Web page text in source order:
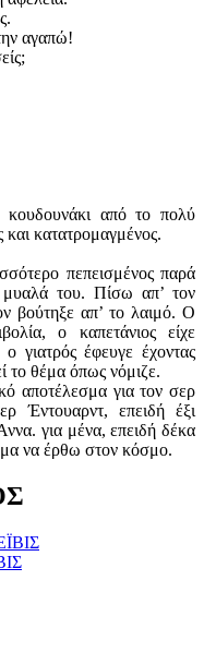
αγαπώ!
κουδουνάκι από το πολύ
κατατρομαγμένος.
πεπεισμένος παρά
μυαλά του. Πίσω απ’ τον
βούτηξε απ’ το λαιμό. Ο
ο καπετάνιος είχε
γιατρός έφευγε έχοντας
το θέμα όπως νόμιζε.
αποτέλεσμα για τον σερ
Έντουαρντ, επειδή έξι
για μένα, επειδή δέκα
να έρθω στον κόσμο.